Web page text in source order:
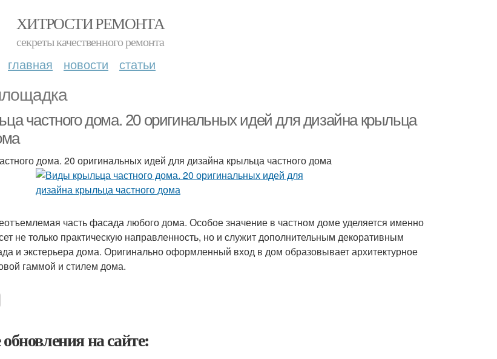
ХИТРОСТИ РЕМОНТА
секреты качественного ремонта
главная новости статьи
частного дома. 20 оригинальных идей для дизайна крыльца
дома. 20 оригинальных идей для дизайна крыльца частного дома
часть фасада любого дома. Особое значение в частном доме уделяется именно
не только практическую направленность, но и служит дополнительным декоративным
и экстерьера дома. Оригинально оформленный вход в дом образовывает архитектурное
гаммой и стилем дома.
на сайте: